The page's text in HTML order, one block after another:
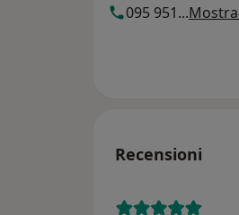
095 951...
Recensioni